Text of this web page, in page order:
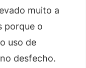
muito a
porque o
uso de
desfecho.